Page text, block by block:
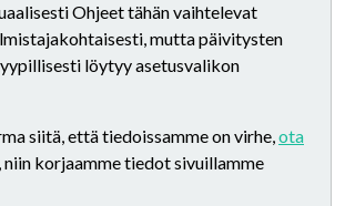
Ohjeet tähän vaihtelevat
mutta päivitysten
löytyy asetusvalikon
siitä, että tiedoissamme on virhe,ota
, niin korjaamme tiedot sivuillamme